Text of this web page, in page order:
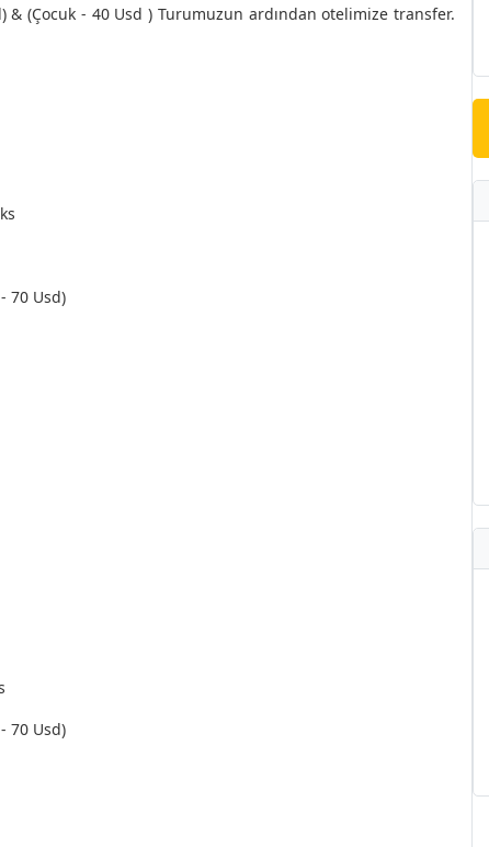
& (Çocuk - 40 Usd ) Turumuzun ardından otelimize transfer.
70 Usd)
70 Usd)